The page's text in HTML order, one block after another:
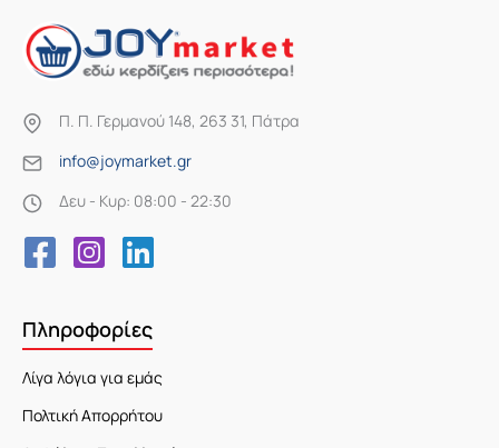
Π. Π. Γερμανού 148, 263 31, Πάτρα
info@joymarket.gr
Δευ - Κυρ: 08:00 - 22:30
Πληροφορίες
Λίγα λόγια για εμάς
Πολτική Απορρήτου